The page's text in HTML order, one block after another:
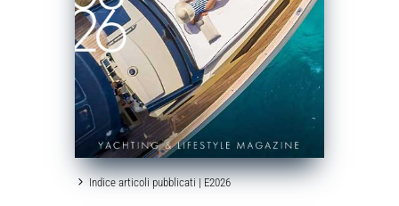
Indice articoli pubblicati | E2026